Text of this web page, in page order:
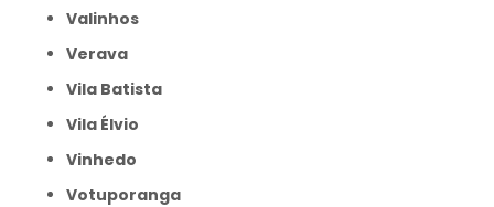
Valinhos
Verava
Vila Batista
Vila Élvio
Vinhedo
Votuporanga